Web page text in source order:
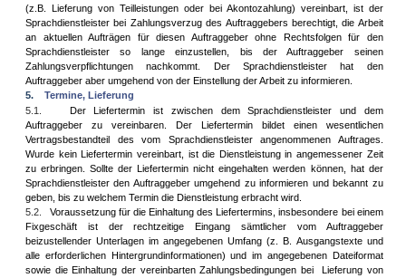
(z.B. Lieferung von Teilleistungen oder bei Akontozahlung) vereinbart, ist der
Sprachdienstleister bei Zahlungsverzug des Auftraggebers berechtigt, die Arbeit
an aktuellen Aufträgen für diesen Auftraggeber ohne Rechtsfolgen für den
Sprachdienstleister so lange einzustellen, bis der Auftraggeber seinen
Zahlungsverpflichtungen nachkommt. Der Sprachdienstleister hat den
Auftraggeber aber umgehend von der Einstellung der Arbeit zu informieren.
5.
Termine, Lieferung
5.1.
Der Liefertermin ist zwischen dem Sprachdienstleister und dem
Auftraggeber zu vereinbaren. Der Liefertermin bildet einen wesentlichen
Vertragsbestandteil des vom Sprachdienstleister angenommenen Auftrages.
Wurde kein Liefertermin vereinbart, ist die Dienstleistung in angemessener Zeit
zu erbringen. Sollte der Liefertermin nicht eingehalten werden können, hat der
Sprachdienstleister den Auftraggeber umgehend zu informieren und bekannt zu
geben, bis zu welchem Termin die Dienstleistung erbracht wird.
5.2.
Voraussetzung für die Einhaltung des Liefertermins, insbesondere bei einem
Fixgeschäft ist der rechtzeitige Eingang sämtlicher vom Auftraggeber
beizustellender Unterlagen im angegebenen Umfang (z. B. Ausgangstexte und
alle erforderlichen Hintergrundinformationen) und im angegebenen Dateiformat
sowie die Einhaltung der vereinbarten Zahlungsbedingungen bei Lieferung von